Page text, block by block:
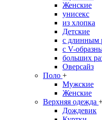
Женские
унисекс
из хлопка
Детские
с длинным
с V-
больших
Оверсайз
Поло +
Мужские
Женские
Верхняя одежда
Дождевик